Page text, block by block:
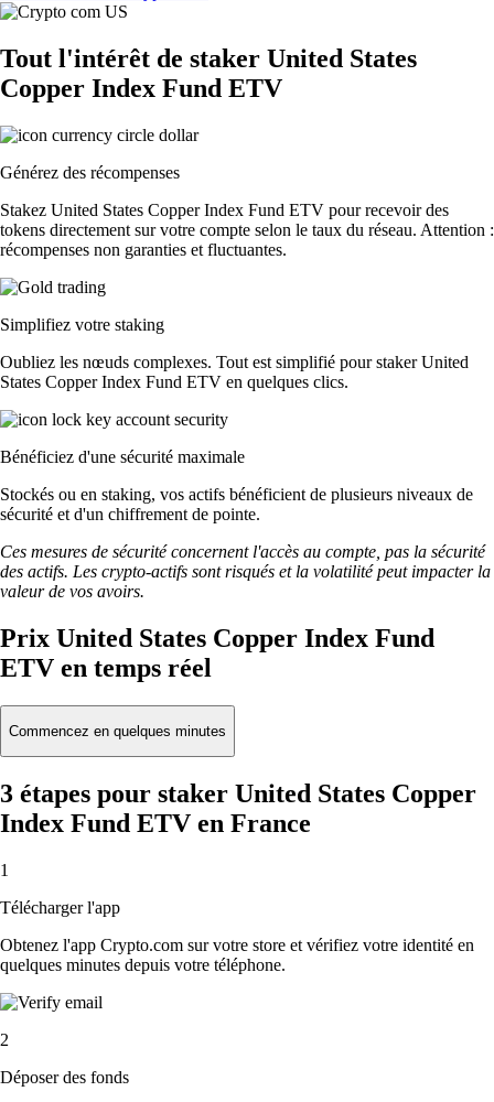
Tout l'intérêt de staker United States
Copper Index Fund ETV
Générez des récompenses
Stakez United States Copper Index Fund ETV pour recevoir des
tokens directement sur votre compte selon le taux du réseau. Attention :
récompenses non garanties et fluctuantes.
Simplifiez votre staking
Oubliez les nœuds complexes. Tout est simplifié pour staker United
States Copper Index Fund ETV en quelques clics.
Bénéficiez d'une sécurité maximale
Stockés ou en staking, vos actifs bénéficient de plusieurs niveaux de
sécurité et d'un chiffrement de pointe.
Ces mesures de sécurité concernent l'accès au compte, pas la sécurité
des actifs. Les crypto-actifs sont risqués et la volatilité peut impacter la
valeur de vos avoirs.
Prix United States Copper Index Fund
ETV en temps réel
Commencez en quelques minutes
3 étapes pour staker United States Copper
Index Fund ETV en France
1
Télécharger l'app
Obtenez l'app Crypto.com sur votre store et vérifiez votre identité en
quelques minutes depuis votre téléphone.
2
Déposer des fonds